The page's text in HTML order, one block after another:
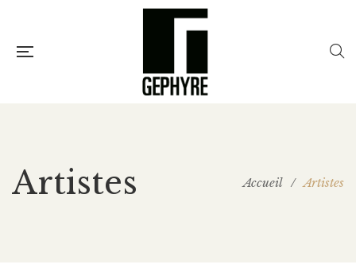
Artistes Accueil / Artistes